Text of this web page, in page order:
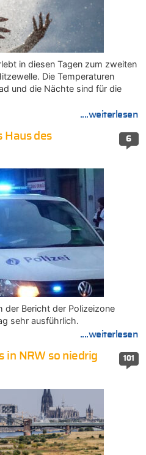
in diesen Tagen zum zweiten
Die Temperaturen
und die Nächte sind für die
....weiterlesen
6
Haus des
der Bericht der Polizeizone
sehr ausführlich.
....weiterlesen
101
in NRW so niedrig